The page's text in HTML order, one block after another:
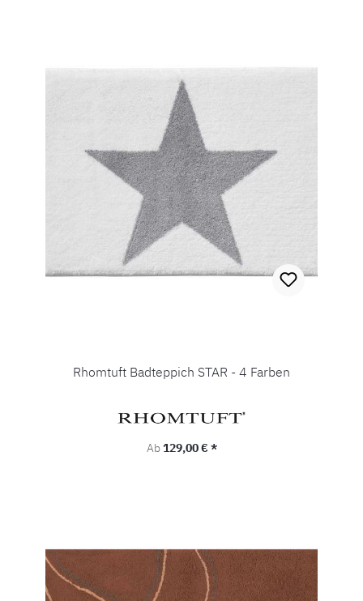
Rhomtuft Badteppich STAR - 4 Farben
Regulärer Preis:
Ab129,00 € *